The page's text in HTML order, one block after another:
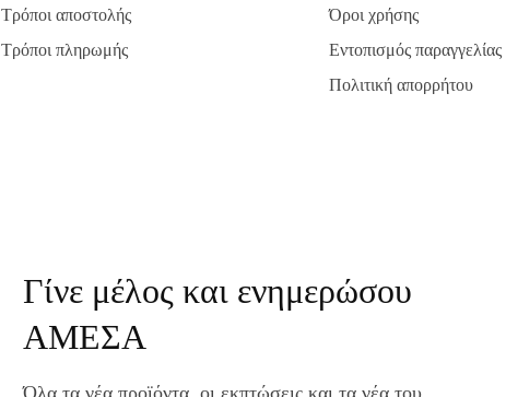
Τρόποι αποστολής
Τρόποι πληρωμής
Όροι χρήσης
Εντοπισμός παραγγελίας
Πολιτική απορρήτου
Γίνε μέλος και ενημερώσου
ΑΜΕΣΑ
Όλα τα νέα προϊόντα, οι εκπτώσεις και τα νέα του